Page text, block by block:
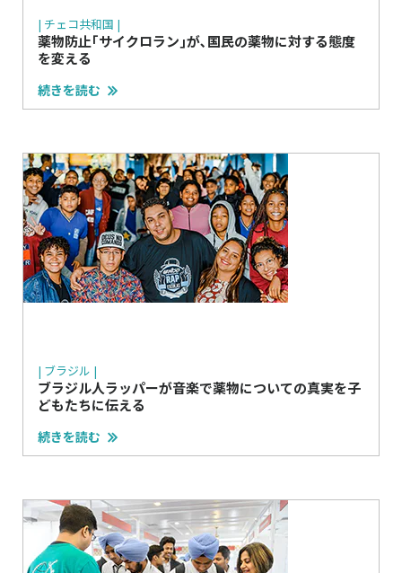
| チェコ共和国 |
薬物防止｢サイクロラン｣が､国民の薬物に対する態度
を変える
続きを読む
| ブラジル |
ブラジル人ラッパーが音楽で薬物についての真実を子
どもたちに伝える
続きを読む